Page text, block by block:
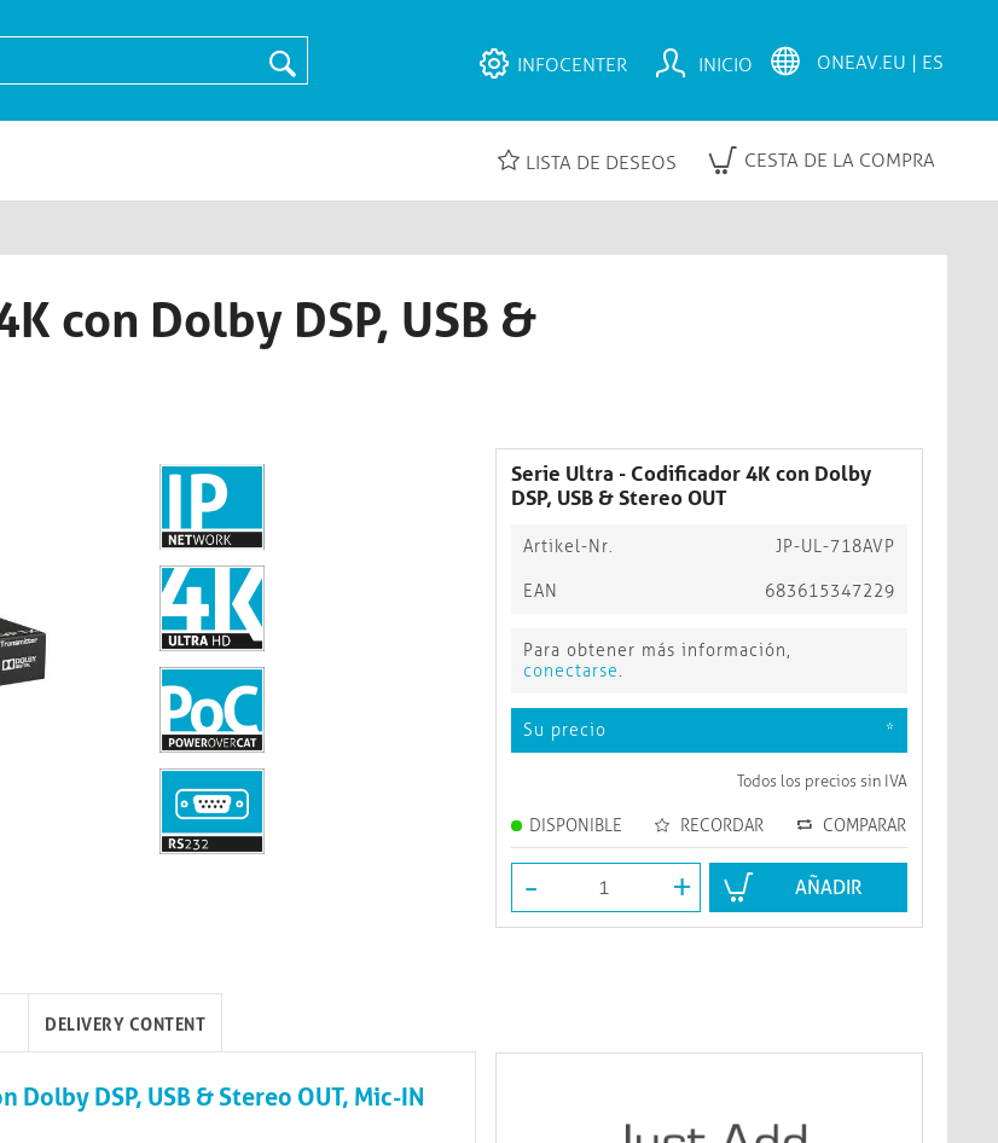
INFOCENTER INICIO
LISTA DE DESEOS CESTA DE LA COMPRA
con Dolby DSP, USB &
Serie Ultra - Codificador 4K con Dolby
DSP, USB & Stereo OUT
Artikel-Nr. JP-UL-718AVP
EAN 683615347229
Para obtener más información,
conectarse.
Su precio *
Todos los precios sin IVA
DISPONIBLE RECORDAR COMPARAR
- + AÑADIR
DELIVERY CONTENT
DSP, USB & Stereo OUT, Mic-IN